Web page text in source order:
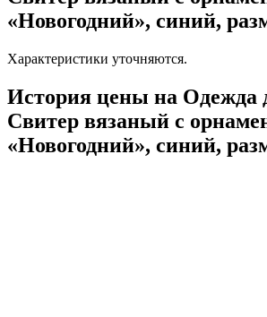
«Новогодний», синий,
Характеристики уточняются.
История цены на Одежда
Свитер вязаный с
«Новогодний», синий,